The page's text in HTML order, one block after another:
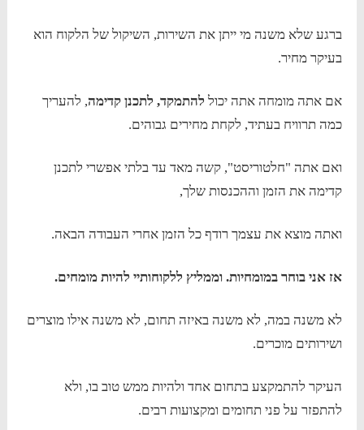
ברגע שלא משנה מי ייתן את השירות, השיקול של הלקוח הוא
בעיקר מחיר.
אם אתה מומחה אתה יכול להתמקד, לתכנן קדימה, להעריך
כמה תרוויח בעתיד, לקחת מחירים גבוהים.
ואם אתה "חלטוריסט", קשה מאד עד בלתי אפשרי לתכנן
קדימה את הזמן וההכנסות שלך,
ואתה מוצא את עצמך רודף כל הזמן אחרי העבודה הבאה.
אז אניבוחר במומחיות. וממליץ ללקוחותיי להיות מומחים.
לא משנה במה, לא משנה באיזה תחום, לא משנה אילו מוצרים
ושירותים מוכרים.
העיקר להתמקצע בתחום אחד ולהיות ממש טוב בו, ולא
להתפזר על פני תחומים ומקצועות רבים.